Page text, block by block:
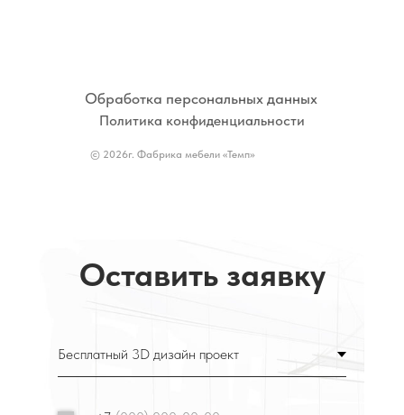
Политика конфиденциальности
Обработка персональных данных
© 2026г. Фабрика мебели «Темп»
Оставить заявку